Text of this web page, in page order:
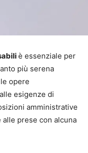
è essenziale per
più serena
opere
esigenze di
amministrative
prese con alcuna